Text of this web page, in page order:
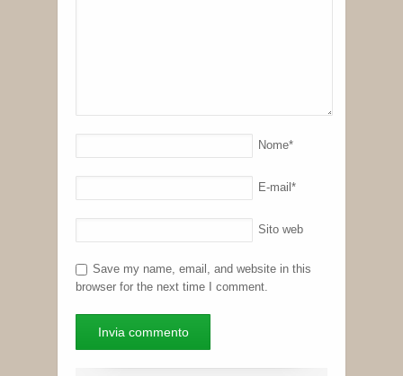
Nome*
E-mail *
Sito web
Save my name, email, and website in this
browser for the next time I comment.